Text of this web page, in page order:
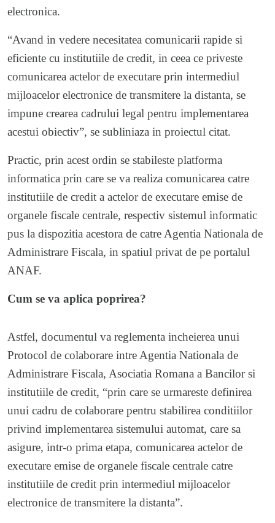
electronica.
“Avand in vedere necesitatea comunicarii rapide si
eficiente cu institutiile de credit, in ceea ce priveste
comunicarea actelor de executare prin intermediul
mijloacelor electronice de transmitere la distanta, se
impune crearea cadrului legal pentru implementarea
acestui obiectiv”, se subliniaza in proiectul citat.
Practic, prin acest ordin se stabileste platforma
informatica prin care se va realiza comunicarea catre
institutiile de credit a actelor de executare emise de
organele fiscale centrale, respectiv sistemul informatic
pus la dispozitia acestora de catre Agentia Nationala de
Administrare Fiscala, in spatiul privat de pe portalul
ANAF.
Cum se va aplica poprirea?
Astfel, documentul va reglementa incheierea unui
Protocol de colaborare intre Agentia Nationala de
Administrare Fiscala, Asociatia Romana a Bancilor si
institutiile de credit, “prin care se urmareste definirea
unui cadru de colaborare pentru stabilirea conditiilor
privind implementarea sistemului automat, care sa
asigure, intr-o prima etapa, comunicarea actelor de
executare emise de organele fiscale centrale catre
institutiile de credit prin intermediul mijloacelor
electronice de transmitere la distanta”.